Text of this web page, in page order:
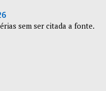
sem ser citada a fonte.